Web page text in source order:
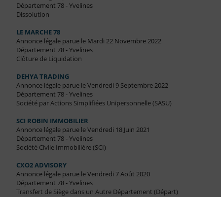
Département 78 - Yvelines
Dissolution
LE MARCHE 78
Annonce légale parue le Mardi 22 Novembre 2022
Département 78 - Yvelines
Clôture de Liquidation
DEHYA TRADING
Annonce légale parue le Vendredi 9 Septembre 2022
Département 78 - Yvelines
Société par Actions Simplifiées Unipersonnelle (SASU)
SCI ROBIN IMMOBILIER
Annonce légale parue le Vendredi 18 Juin 2021
Département 78 - Yvelines
Société Civile Immobilière (SCI)
CXO2 ADVISORY
Annonce légale parue le Vendredi 7 Août 2020
Département 78 - Yvelines
Transfert de Siège dans un Autre Département (Départ)